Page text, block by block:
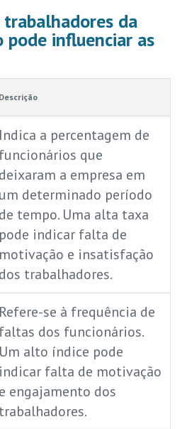
da
pode influenciar as
Descrição
Indica a percentagem de
funcionários que
deixaram a empresa em
um determinado período
de tempo. Uma alta taxa
pode indicar falta de
motivação e insatisfação
dos trabalhadores.
Refere-se à frequência de
faltas dos funcionários.
Um alto índice pode
indicar falta de motivação
e engajamento dos
trabalhadores.